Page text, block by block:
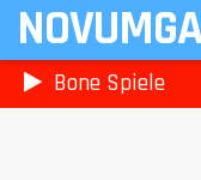
Bone Spiele